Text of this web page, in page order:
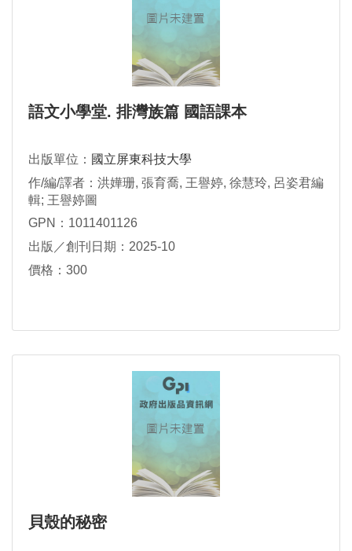
語文小學堂. 排灣族篇 國語課本
出版單位： 國立屏東科技大學
作/編/譯者：洪嬅珊, 張育喬, 王譽婷, 徐慧玲, 呂姿君編
輯; 王譽婷圖
GPN：1011401126
出版／創刊日期：2025-10
價格：300
貝殼的秘密